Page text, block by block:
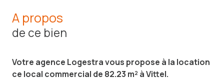
A propos
de ce bien
Votre agence Logestra vous propose à la location
ce local commercial de 82.23 m² à Vittel.